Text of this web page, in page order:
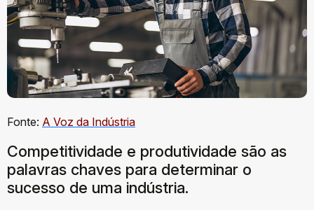
Fonte: A Voz da Indústria
Competitividade e produtividade são as
palavras chaves para determinar o
sucesso de uma indústria.